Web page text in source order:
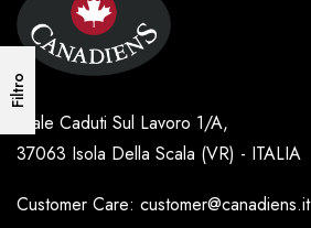
Filtro
Viale Caduti Sul Lavoro 1/A,
37063 Isola Della Scala (VR) - ITALIA
Customer Care: customer@canadiens.it